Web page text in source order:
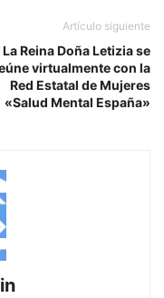
Artículo siguiente
La Reina Doña Letizia se
virtualmente con la
Red Estatal de Mujeres
«Salud Mental España»